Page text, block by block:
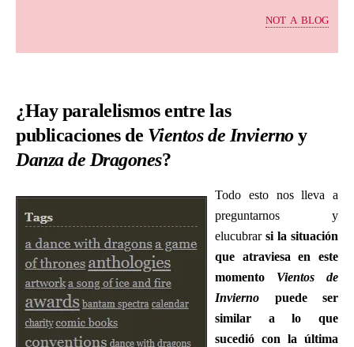
not a blog
¿Hay paralelismos entre las
publicaciones de Vientos de Inviernoy
Danza de Dragones?
Todo esto nos lleva a
preguntarnos y
elucubrar si la situación
que atraviesa en este
momento Vientos de
Invierno puede ser
similar a lo que
sucedió con la última